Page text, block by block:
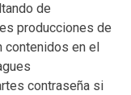
de
producciones de
en el
contraseña si